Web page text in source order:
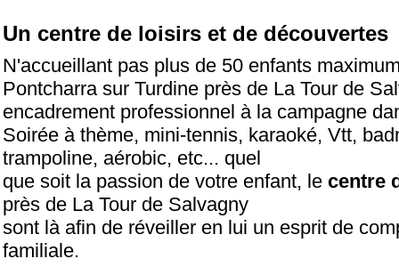
Un centre de loisirs et de découvertes
N'accueillant pas plus de 50 enfants
Pontcharra sur Turdine près de La Tour de
encadrement professionnel à la campagne
Soirée à thème, mini-tennis, karaoké, Vtt,
trampoline, aérobic, etc... quel
que soit la passion de votre enfant, le centre
près de La Tour de Salvagny
sont là afin de réveiller en lui un esprit de
familiale.